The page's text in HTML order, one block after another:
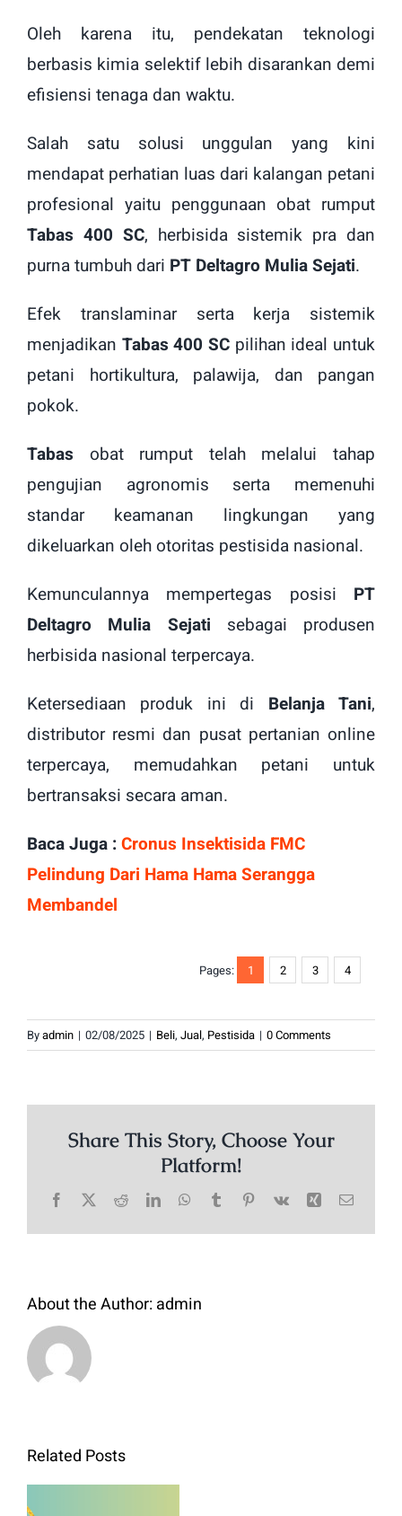
Oleh karena itu, pendekatan teknologi
berbasis kimia selektif lebih disarankan demi
efisiensi tenaga dan waktu.
Salah satu solusi unggulan yang kini
mendapat perhatian luas dari kalangan petani
profesional yaitu penggunaan obat rumput
Tabas 400 SC, herbisida sistemik pra dan
purna tumbuh dari PT Deltagro Mulia Sejati.
Efek translaminar serta kerja sistemik
menjadikan Tabas 400 SC pilihan ideal untuk
petani hortikultura, palawija, dan pangan
pokok.
Tabas obat rumput telah melalui tahap
pengujian agronomis serta memenuhi
standar keamanan lingkungan yang
dikeluarkan oleh otoritas pestisida nasional.
Kemunculannya mempertegas posisi PT
Deltagro Mulia Sejati sebagai produsen
herbisida nasional terpercaya.
Ketersediaan produk ini di Belanja Tani,
distributor resmi dan pusat pertanian online
terpercaya, memudahkan petani untuk
bertransaksi secara aman.
Baca Juga :Cronus Insektisida FMC
Pelindung Dari Hama Hama Serangga
Membandel
Pages: 1 2 3 4
Byadmin | 02/08/2025 | Beli, Jual, Pestisida | 0 Comments
Share This Story, Choose Your
Platform!
Facebook
X RedditLinkedInWhatsApp
TumblrPinterest
Vk Xing Email
About the Author:admin
Related Posts